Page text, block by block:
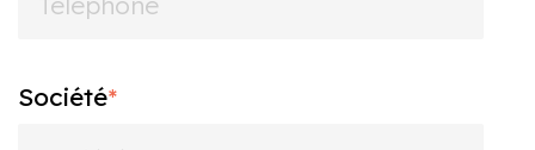
Société*